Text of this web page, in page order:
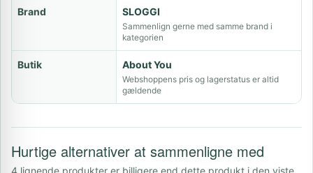
Brand SLOGGI
Sammenlign gerne med samme brand i
kategorien
Butik About You
Webshoppens pris og lagerstatus er altid
gældende
Hurtige alternativer at sammenligne med